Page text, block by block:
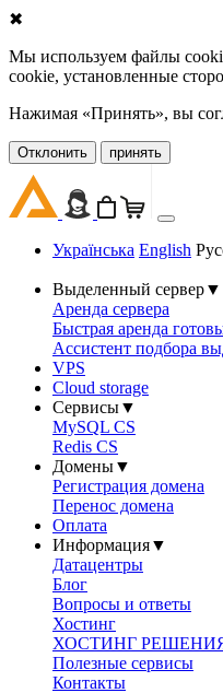
✖
Мы используем файлы
cookie, установленные
Нажимая «Принять», вы
Oтклонить принять
Українська English
Выделенный сервер▼
Аренда сервера
Быстрая аренда
Ассистент подбора
VPS
Cloud storage
Сервисы▼
MySQL CS
Redis CS
Домены▼
Регистрация домена
Перенос домена
Оплата
Информация▼
Датацентры
Блог
Вопросы и ответы
Хостинг
ХОСТИНГ
Полезные сервисы
Контакты